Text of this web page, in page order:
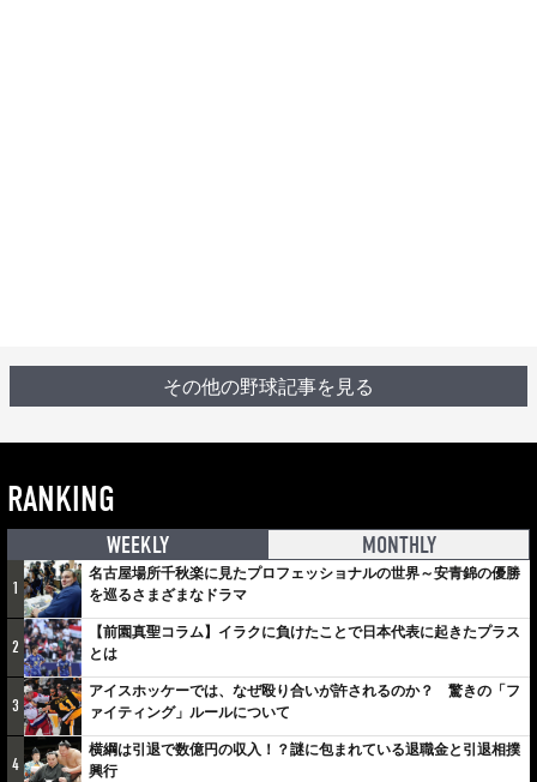
その他の野球記事を見る
RANKING
WEEKLY MONTHLY
1
名古屋場所千秋楽に見たプロフェッショナルの世界～安青錦の優勝
を巡るさまざまなドラマ
2
【前園真聖コラム】イラクに負けたことで日本代表に起きたプラス
とは
3
アイスホッケーでは、なぜ殴り合いが許されるのか？ 驚きの「フ
ァイティング」ルールについて
4
横綱は引退で数億円の収入！？謎に包まれている退職金と引退相撲
興行